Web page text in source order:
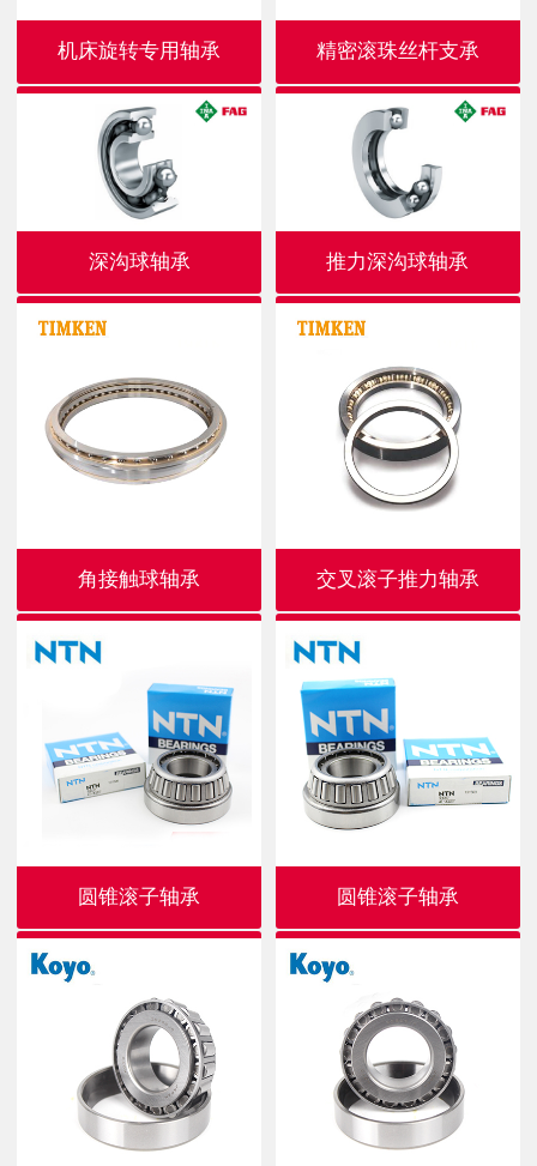
机床旋转专用轴承 精密滚珠丝杆支承
深沟球轴承 推力深沟球轴承
角接触球轴承 交叉滚子推力轴承
圆锥滚子轴承 圆锥滚子轴承